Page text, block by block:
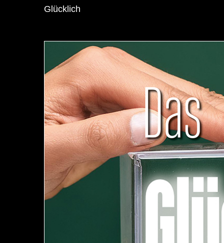
Glücklich